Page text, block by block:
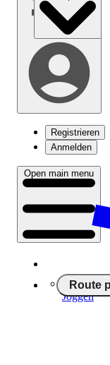
Registrieren
Anmelden
Open main menu
Route
Joggen